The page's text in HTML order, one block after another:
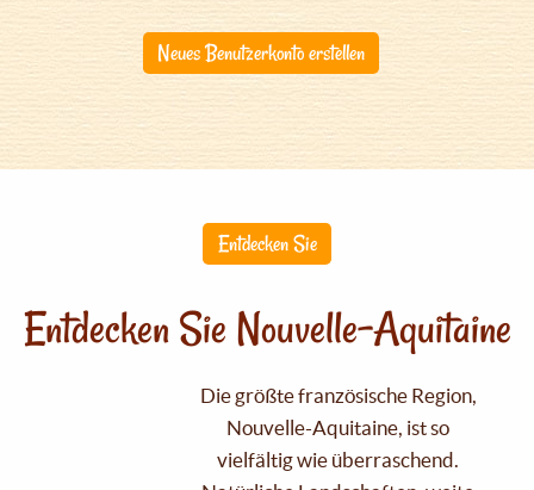
Neues Benutzerkonto erstellen
Entdecken Sie
Entdecken Sie Nouvelle-Aquitaine
Die größte französische Region,
Nouvelle-Aquitaine, ist so
vielfältig wie überraschend.